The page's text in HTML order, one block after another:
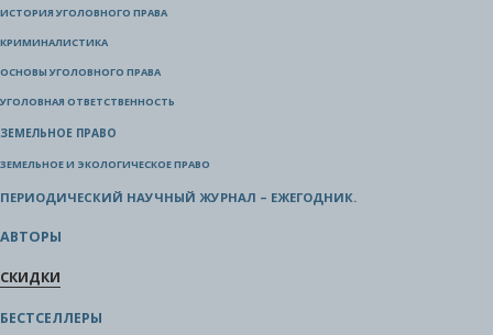
ИСТОРИЯ УГОЛОВНОГО ПРАВА
КРИМИНАЛИСТИКА
ОСНОВЫ УГОЛОВНОГО ПРАВА
УГОЛОВНАЯ ОТВЕТСТВЕННОСТЬ
ЗЕМЕЛЬНОЕ ПРАВО
ЗЕМЕЛЬНОЕ И ЭКОЛОГИЧЕСКОЕ ПРАВО
ПЕРИОДИЧЕСКИЙ НАУЧНЫЙ ЖУРНАЛ – ЕЖЕГОДНИК.
АВТОРЫ
СКИДКИ
БЕСТСЕЛЛЕРЫ